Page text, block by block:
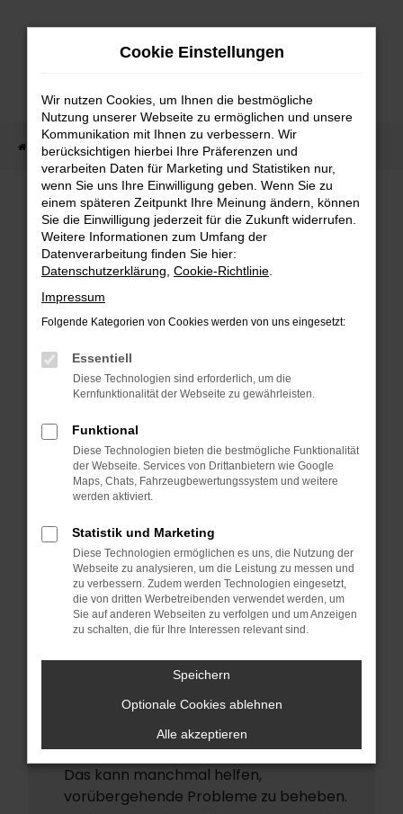
Zum
Startseite Fahrzeug Showroom Fahrzeugbestand
FAHRZEUGBESTAND
Bei Neuwagen Autoland finden Sie eine große
Auswahl an Marken und Modellen.
FEHLER: NETWORK
ERROR
Beim Laden ist ein Fehler aufgetreten.
Hier sind ein paar Tipps, die dir helfen
können:
Überprüfe deine Firewall und deine
Internetverbindung.
Laden andere Webseiten, zum Beispiel
deine Suchmaschine?
Prüfe deine Browsererweiterungen.
Manche Erweiterungen, wie
Werbeblocker, können das Laden
bestimmter Seiten verhindern.
Funktioniert die Seite in einem anderen
Browser oder in einem privaten Fenster?
Starte dein Gerät neu.
Das kann manchmal helfen,
vorübergehende Probleme zu beheben.
Cookie Einstellungen
Wir nutzen Cookies, um Ihnen die bestmögliche
Nutzung unserer Webseite zu ermöglichen und unsere
Kommunikation mit Ihnen zu verbessern. Wir
berücksichtigen hierbei Ihre Präferenzen und
verarbeiten Daten für Marketing und Statistiken nur,
wenn Sie uns Ihre Einwilligung geben. Wenn Sie zu
einem späteren Zeitpunkt Ihre Meinung ändern, können
Sie die Einwilligung jederzeit für die Zukunft widerrufen.
Weitere Informationen zum Umfang der
Datenverarbeitung finden Sie hier:
Datenschutzerklärung Cookie-Richtlinie
Impressum
Folgende Kategorien von Cookies werden von uns eingesetzt:
Essentiell
Diese Technologien sind erforderlich, um die
Kernfunktionalität der Webseite zu gewährleisten.
Funktional
Diese Technologien bieten die bestmögliche Funktionalität
der Webseite. Services von Drittanbietern wie Google
Maps, Chats, Fahrzeugbewertungssystem und weitere
werden aktiviert.
Statistik und Marketing
Diese Technologien ermöglichen es uns, die Nutzung der
Webseite zu analysieren, um die Leistung zu messen und
zu verbessern. Zudem werden Technologien eingesetzt,
die von dritten Werbetreibenden verwendet werden, um
Sie auf anderen Webseiten zu verfolgen und um Anzeigen
zu schalten, die für Ihre Interessen relevant sind.
Speichern
Optionale Cookies ablehnen
Alle akzeptieren